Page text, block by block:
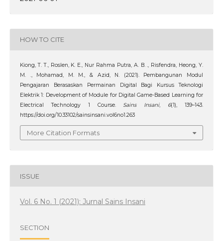
HOW TO CITE
Kiong, T. T., Roslen, K. E., Nur Rahma Putra, A. B. ., Risfendra, Heong, Y.
M. ., Mohamad, M. M., & Azid, N. (2021). Pembangunan Modul
Pengajaran Berasaskan Permainan Digital Bagi Kursus Teknologi
Elektrik 1: Development of Module for Digital Game-Based Learning for
Electrical Technology 1 Course. Sains Insani, 6(1), 139–143.
https://doi.org/10.33102/sainsinsani.vol6no1.263
More Citation Formats
ISSUE
Vol. 6 No. 1 (2021): Jurnal Sains Insani
SECTION